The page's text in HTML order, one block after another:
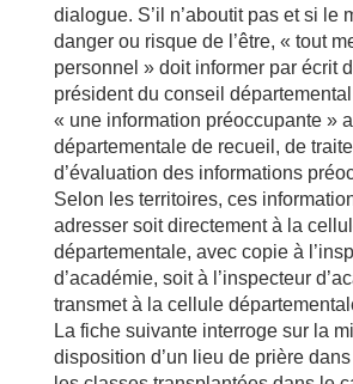
dialogue. S’il n’aboutit pas et si le
danger ou risque de l’être, « tout
personnel » doit informer par écrit
président du conseil
« une information préoccupante »
départementale de recueil, de
d’évaluation des informations
Selon les territoires, ces
adresser soit directement à la
départementale, avec copie à
d’académie, soit à l’inspecteur
transmet à la cellule
La fiche suivante interroge sur la
disposition d’un lieu de prière